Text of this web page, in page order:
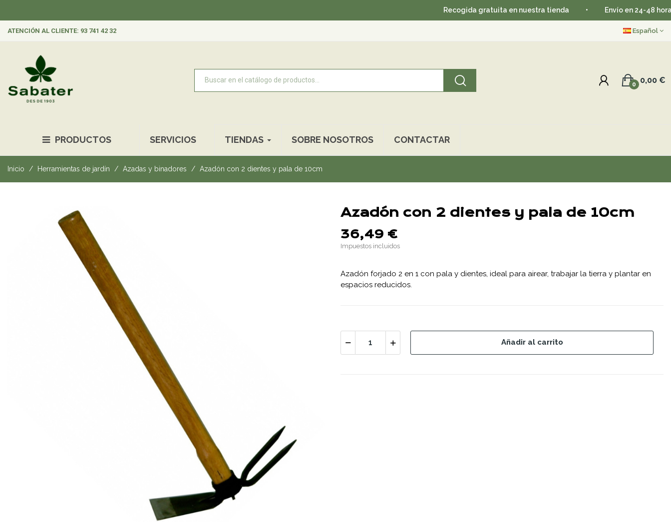
Recogida gratuita en nuestra tienda • Envío en 24-48 horas •
ATENCIÓN AL CLIENTE: 93 741 42 32 Español
0,00 €
0
PRODUCTOS SERVICIOS TIENDAS SOBRE NOSOTROS CONTACTAR
Inicio Herramientas de jardín Azadas y binadores Azadón con 2 dientes y pala de 10cm
Azadón con 2 dientes y pala de 10cm
36,49 €
Impuestos incluidos
Azadón forjado 2 en 1 con pala y dientes, ideal para airear, trabajar la tierra y plantar en
espacios reducidos.
Añadir al carrito